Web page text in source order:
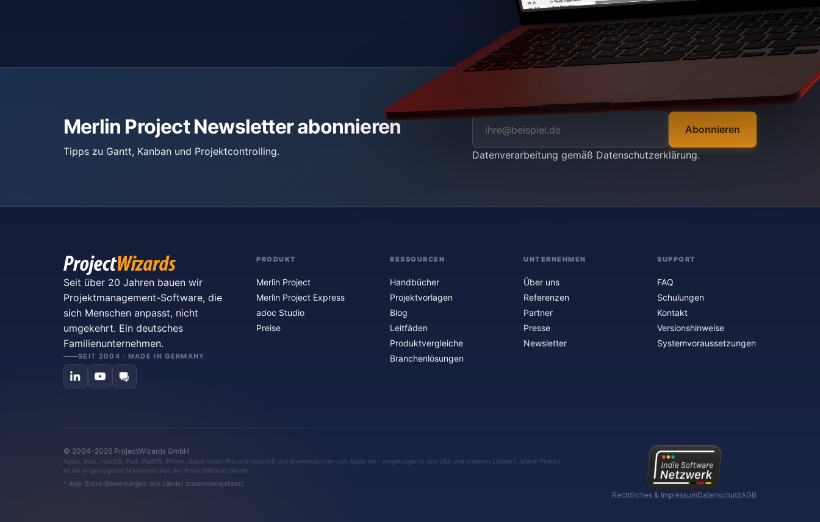
Merlin Project Newsletter abonnieren
Tipps zu Gantt, Kanban und Projektcontrolling.
Abonnieren
Datenverarbeitung gemäß Datenschutzerklärung.
Seit über 20 Jahren bauen wir
Projektmanagement-Software, die
sich Menschen anpasst, nicht
umgekehrt. Ein deutsches
Familienunternehmen.
SEIT 2004 · MADE IN GERMANY
PRODUKT
Merlin Project
Merlin Project Express
adoc Studio
Preise
RESSOURCEN
Handbücher
Projektvorlagen
Blog
Leitfäden
Produktvergleiche
Branchenlösungen
UNTERNEHMEN
Über uns
Referenzen
Partner
Presse
Newsletter
SUPPORT
FAQ
Schulungen
Kontakt
Versionshinweise
Systemvoraussetzungen
© 2004–2026 ProjectWizards GmbH
Apple, Mac, macOS, iPad, iPadOS, iPhone, Apple Vision Pro und visionOS sind Markenzeichen von Apple Inc., eingetragen in den USA und anderen Ländern. Merlin Project
ist ein eingetragenes Markenzeichen der ProjectWizards GmbH.
* App-Store-Bewertungen: alle Länder zusammengefasst.
Rechtliches & ImpressumDatenschutzAGB